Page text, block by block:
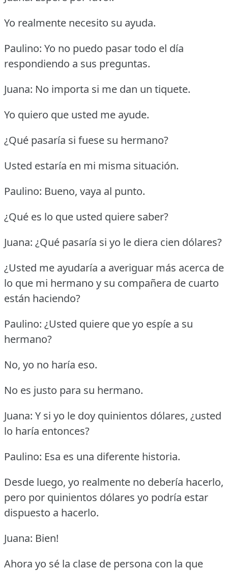
Yo realmente necesito su ayuda.
Paulino: Yo no puedo pasar todo el día
respondiendo a sus preguntas.
Juana: No importa si me dan un tiquete.
Yo quiero que usted me ayude.
¿Qué pasaría si fuese su hermano?
Usted estaría en mi misma situación.
Paulino: Bueno, vaya al punto.
¿Qué es lo que usted quiere saber?
Juana: ¿Qué pasaría si yo le diera cien dólares?
¿Usted me ayudaría a averiguar más acerca de
lo que mi hermano y su compañera de cuarto
están haciendo?
Paulino: ¿Usted quiere que yo espíe a su
hermano?
No, yo no haría eso.
No es justo para su hermano.
Juana: Y si yo le doy quinientos dólares, ¿usted
lo haría entonces?
Paulino: Esa es una diferente historia.
Desde luego, yo realmente no debería hacerlo,
pero por quinientos dólares yo podría estar
dispuesto a hacerlo.
Juana: Bien!
Ahora yo sé la clase de persona con la que